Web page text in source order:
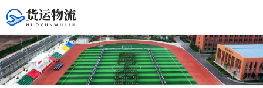
您好！欢迎访问赤峰大学附属中学官方网站！